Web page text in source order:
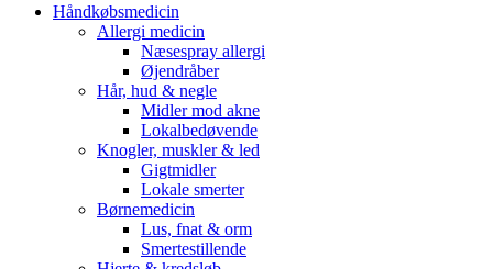
Håndkøbsmedicin
Allergi medicin
Næsespray allergi
Øjendråber
Hår, hud & negle
Midler mod akne
Lokalbedøvende
Knogler, muskler & led
Gigtmidler
Lokale smerter
Børnemedicin
Lus, fnat & orm
Smertestillende